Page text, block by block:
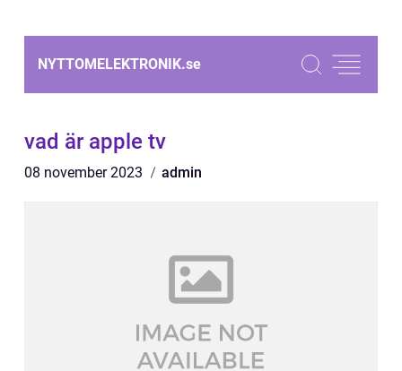
NYTTOMELEKTRONIK.se
vad är apple tv
08 november 2023 admin